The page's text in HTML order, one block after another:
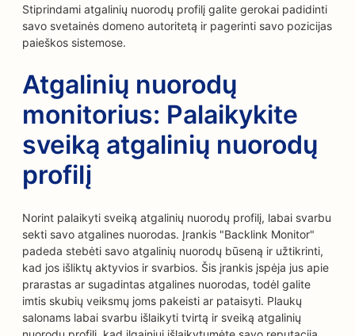
Stiprindami atgalinių nuorodų profilį galite gerokai padidinti
savo svetainės domeno autoritetą ir pagerinti savo pozicijas
paieškos sistemose.
Atgalinių nuorodų
monitorius: Palaikykite
sveiką atgalinių nuorodų
profilį
Norint palaikyti sveiką atgalinių nuorodų profilį, labai svarbu
sekti savo atgalines nuorodas. Įrankis "Backlink Monitor"
padeda stebėti savo atgalinių nuorodų būseną ir užtikrinti,
kad jos išliktų aktyvios ir svarbios. Šis įrankis įspėja jus apie
prarastas ar sugadintas atgalines nuorodas, todėl galite
imtis skubių veiksmų joms pakeisti ar pataisyti. Plaukų
salonams labai svarbu išlaikyti tvirtą ir sveiką atgalinių